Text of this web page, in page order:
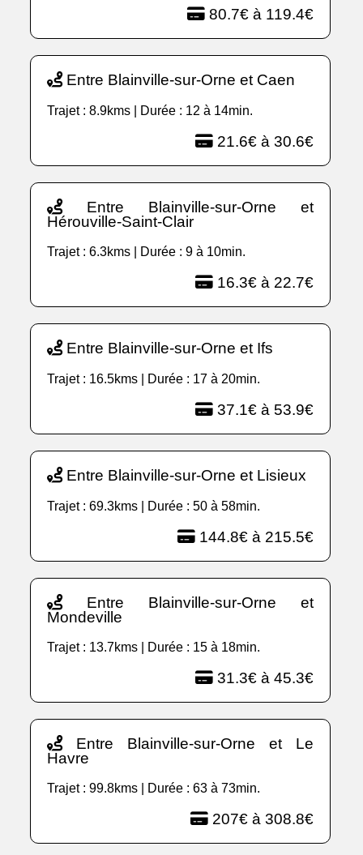
80.7€ à 119.4€
Entre Blainville-sur-Orne et Caen
Trajet : 8.9kms | Durée : 12 à 14min.
21.6€ à 30.6€
Entre Blainville-sur-Orne et
Hérouville-Saint-Clair
Trajet : 6.3kms | Durée : 9 à 10min.
16.3€ à 22.7€
Entre Blainville-sur-Orne et Ifs
Trajet : 16.5kms | Durée : 17 à 20min.
37.1€ à 53.9€
Entre Blainville-sur-Orne et Lisieux
Trajet : 69.3kms | Durée : 50 à 58min.
144.8€ à 215.5€
Entre Blainville-sur-Orne et
Mondeville
Trajet : 13.7kms | Durée : 15 à 18min.
31.3€ à 45.3€
Entre Blainville-sur-Orne et Le
Havre
Trajet : 99.8kms | Durée : 63 à 73min.
207€ à 308.8€